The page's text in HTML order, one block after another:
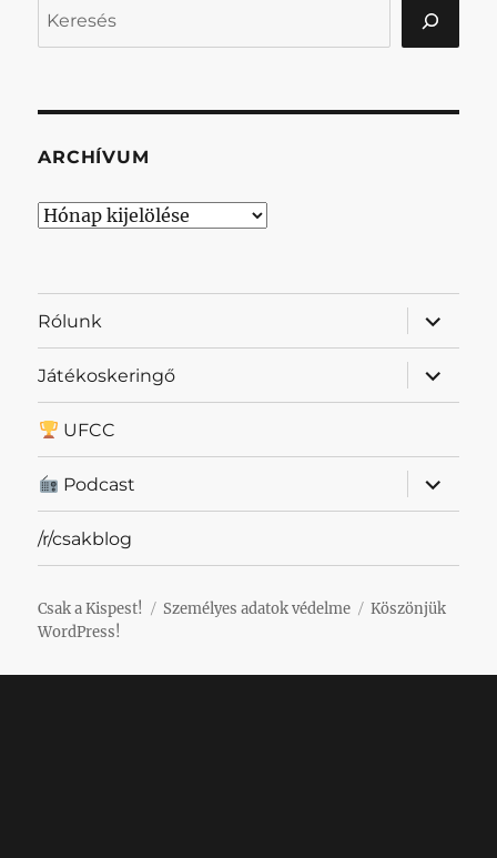
ARCHÍVUM
Archívum
Rólunk
almenü
Játékoskeringő
almenü
UFCC
Podcast
almenü
/r/csakblog
Csak a Kispest! Személyes adatok védelme
Köszönjük
WordPress!